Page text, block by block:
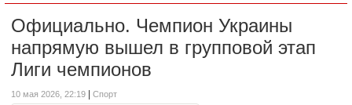
Официально. Чемпион Украины
напрямую вышел в групповой этап
Лиги чемпионов
10 мая 2026, 22:19 Спорт